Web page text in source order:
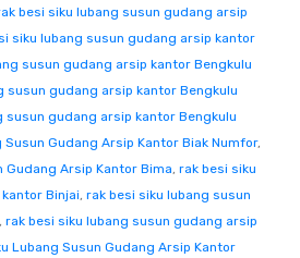
besi siku lubang susun gudang arsip
siku lubang susun gudang arsip kantor
susun gudang arsip kantor Bengkulu
susun gudang arsip kantor Bengkulu
susun gudang arsip kantor Bengkulu
Susun Gudang Arsip Kantor Biak Numfor,
Gudang Arsip Kantor Bima, rak besi siku
Binjai, rak besi siku lubang susun
, rak besi siku lubang susun gudang arsip
Lubang Susun Gudang Arsip Kantor